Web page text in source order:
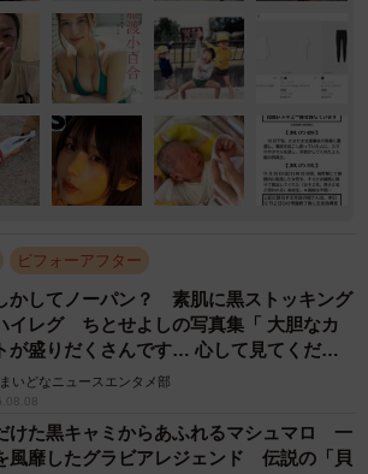
ビフォーアフター
かしてノーパン？ 素肌に黒ストッキング
イレグ ちとせよしの写真集「 大胆なカ
が盛りだくさんです… 心して見てくださ
まいどなニュースエンタメ部
けた黒キャミからあふれるマシュマロ 一
風靡したグラビアレジェンド 伝説の「貝